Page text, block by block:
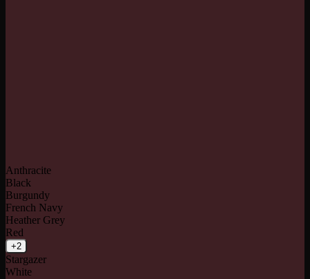
Anthracite
Black
Burgundy
French Navy
Heather Grey
Red
+2
Stargazer
White